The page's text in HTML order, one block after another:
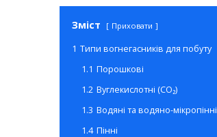
Зміст Приховати
1 Типи вогнегасників для побуту
1.1 Порошкові
1.2 Вуглекислотні (CO₂)
1.3 Водяні та водяно-мікропінні
1.4 Пінні